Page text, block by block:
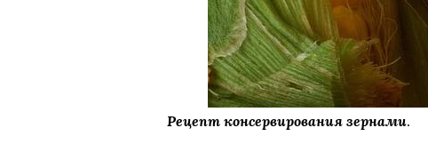
Рецепт консервирования зернами.